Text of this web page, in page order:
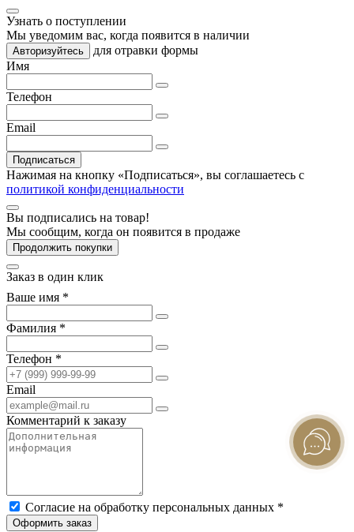
Узнать о поступлении
Мы уведомим вас, когда появится в наличии
Авторизуйтесь
для отравки формы
Имя
Телефон
Email
Подписаться
Нажимая на кнопку «Подписаться», вы соглашаетесь с
политикой конфиденциальности
Вы подписались на товар!
Мы сообщим, когда он появится в продаже
Продолжить покупки
Заказ в один клик
Ваше имя *
Фамилия *
Телефон *
Email
Комментарий к заказу
Согласие на обработку персональных данных *
Оформить заказ